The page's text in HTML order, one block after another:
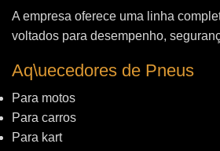
A empresa oferece uma linha
voltados para desempenho,
Aq\uecedores de Pneus
Para motos
Para carros
Para kart